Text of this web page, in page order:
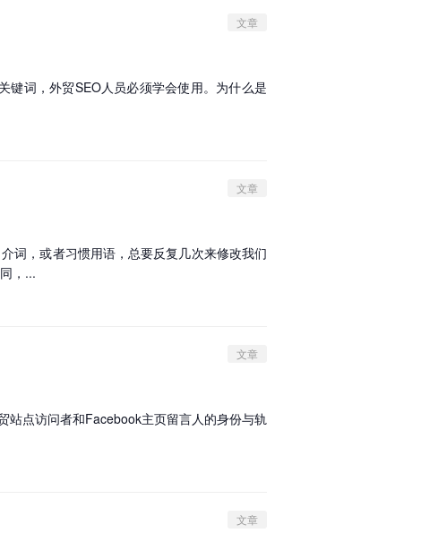
文章
键词，外贸SEO人员必须学会使用。为什么是
文章
词，或者习惯用语，总要反复几次来修改我们
，...
文章
点访问者和Facebook主页留言人的身份与轨
文章